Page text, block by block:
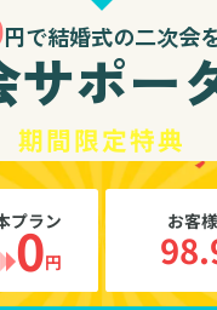
円で結婚式の二次会
サポー
期間限定特典
プラン
0円
お客